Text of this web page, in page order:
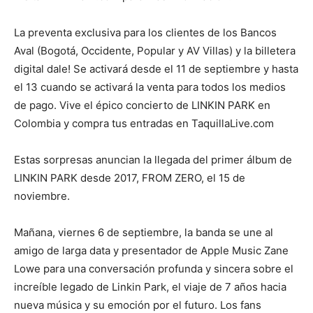
La preventa exclusiva para los clientes de los Bancos
Aval (Bogotá, Occidente, Popular y AV Villas) y la billetera
digital dale! Se activará desde el 11 de septiembre y hasta
el 13 cuando se activará la venta para todos los medios
de pago. Vive el épico concierto de LINKIN PARK en
Colombia y compra tus entradas en TaquillaLive.com
Estas sorpresas anuncian la llegada del primer álbum de
LINKIN PARK desde 2017, FROM ZERO, el 15 de
noviembre.
Mañana, viernes 6 de septiembre, la banda se une al
amigo de larga data y presentador de Apple Music Zane
Lowe para una conversación profunda y sincera sobre el
increíble legado de Linkin Park, el viaje de 7 años hacia
nueva música y su emoción por el futuro. Los fans